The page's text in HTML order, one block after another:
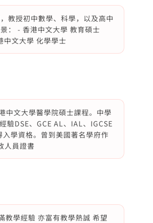
教授初中數學、科學，以及高中
： - 香港中文大學 教育碩士
中文大學 化學學士
中文大學醫學院碩士課程。中學
驗DSE、GCE AL、IAL、IGCSE
學資格。曾到美國著名學府作
人員證書
教學經驗 亦富有教學熱誠 希望